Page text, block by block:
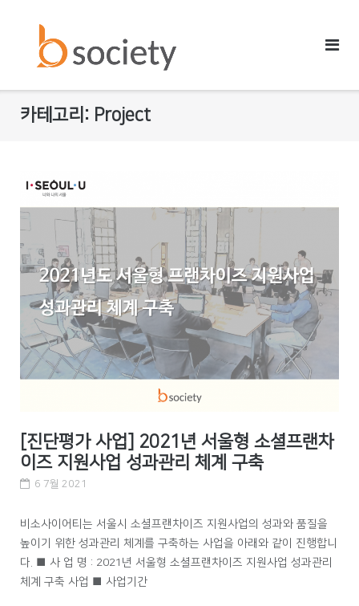
content
카테고리: Project
[진단평가 사업] 2021년 서울형 소셜프랜차
이즈 지원사업 성과관리 체계 구축
6 7월 2021
비소사이어티는 서울시 소셜프랜차이즈 지원사업의 성과와 품질을
높이기 위한 성과관리 체계를 구축하는 사업을 아래와 같이 진행합니
다. ■ 사 업 명 : 2021년 서울형 소셜프랜차이즈 지원사업 성과관리
체계 구축 사업 ■ 사업기간